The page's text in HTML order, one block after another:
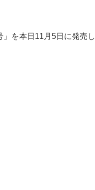
を本日11月5日に発売し